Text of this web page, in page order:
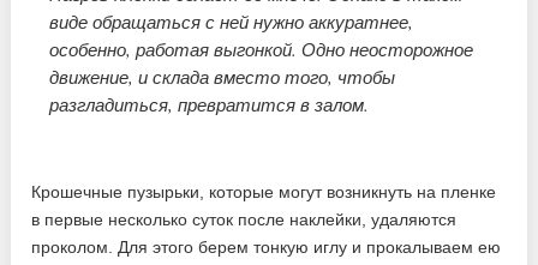
виде обращаться с ней нужно аккуратнее,
особенно, работая выгонкой. Одно неосторожное
движение, и склада вместо того, чтобы
разгладиться, превратится в залом.
Крошечные пузырьки, которые могут возникнуть на пленке
в первые несколько суток после наклейки, удаляются
проколом. Для этого берем тонкую иглу и прокалываем ею